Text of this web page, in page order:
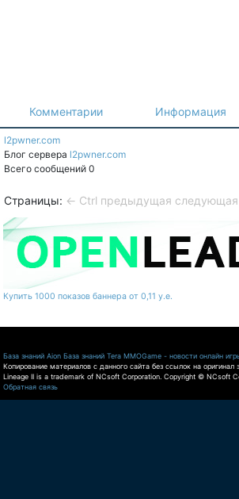
Комментарии Информация
l2pwner.com
Блог сервера l2pwner.com
Всего сообщений 0
Страницы: ← Ctrl предыдущая
Купить 1000 показов баннера от 0,11 у.е.
База знаний Aion База знаний Tera MMOGame - новости онлайн
Копирование материалов с данного сайта без ссылок на оригинал
Lineage II is a trademark of NCsoft Corporation. Copyright © NCsoft
Обратная связь